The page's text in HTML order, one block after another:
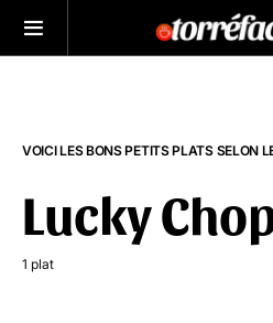
VOICI LES BONS PETITS PLATS SELON
Lucky
1 plat